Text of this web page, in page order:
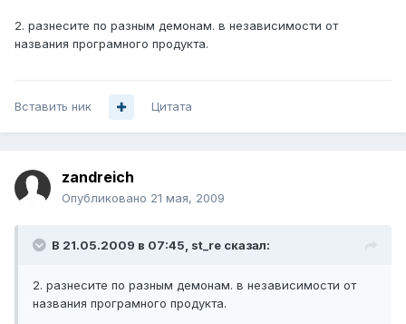
2. разнесите по разным демонам. в независимости от
названия програмного продукта.
Вставить ник Цитата
zandreich
Опубликовано 21 мая, 2009
В 21.05.2009 в 07:45, st_re сказал:
2. разнесите по разным демонам. в независимости от
названия програмного продукта.